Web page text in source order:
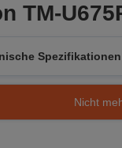
TM-
Spezifikationen
Nicht